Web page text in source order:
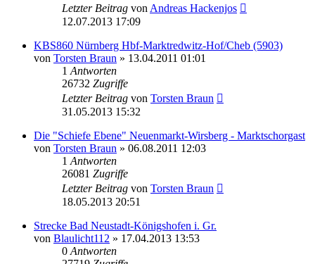
Letzter Beitrag von Andreas Hackenjos
12.07.2013 17:09
KBS860 Nürnberg Hbf-Marktredwitz-Hof/Cheb (5903)
von Torsten Braun » 13.04.2011 01:01
1 Antworten
26732 Zugriffe
Letzter Beitrag von Torsten Braun
31.05.2013 15:32
Die "Schiefe Ebene" Neuenmarkt-Wirsberg - Marktschorgast
von Torsten Braun » 06.08.2011 12:03
1 Antworten
26081 Zugriffe
Letzter Beitrag von Torsten Braun
18.05.2013 20:51
Strecke Bad Neustadt-Königshofen i. Gr.
von Blaulicht112 » 17.04.2013 13:53
0 Antworten